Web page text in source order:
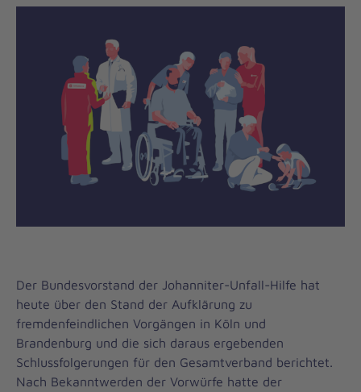
Der Bundesvorstand der Johanniter-Unfall-Hilfe hat
heute über den Stand der Aufklärung zu
fremdenfeindlichen Vorgängen in Köln und
Brandenburg und die sich daraus ergebenden
Schlussfolgerungen für den Gesamtverband berichtet.
Nach Bekanntwerden der Vorwürfe hatte der